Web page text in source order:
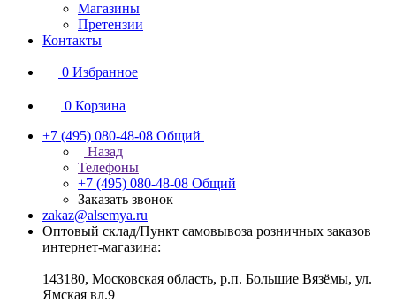
Магазины
Претензии
Контакты
0 Избранное
0 Корзина
+7 (495) 080-48-08 Общий
Назад
Телефоны
+7 (495) 080-48-08 Общий
Заказать звонок
zakaz@alsemya.ru
Оптовый склад/Пункт самовывоза розничных заказов
интернет-магазина:
143180, Московская область, р.п. Большие Вязёмы, ул.
Ямская вл.9